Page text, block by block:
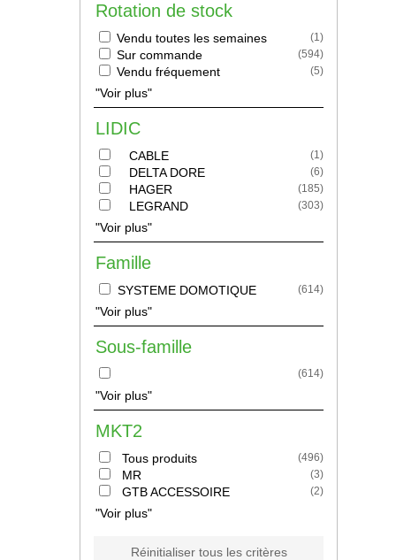
Rotation de stock
Vendu toutes les semaines (1)
Sur commande (594)
Vendu fréquement (5)
"Voir plus"
LIDIC
CABLE (1)
DELTA DORE (6)
HAGER (185)
LEGRAND (303)
"Voir plus"
Famille
SYSTEME DOMOTIQUE (614)
"Voir plus"
Sous-famille
(614)
"Voir plus"
MKT2
Tous produits (496)
MR (3)
GTB ACCESSOIRE (2)
"Voir plus"
Réinitialiser tous les critères